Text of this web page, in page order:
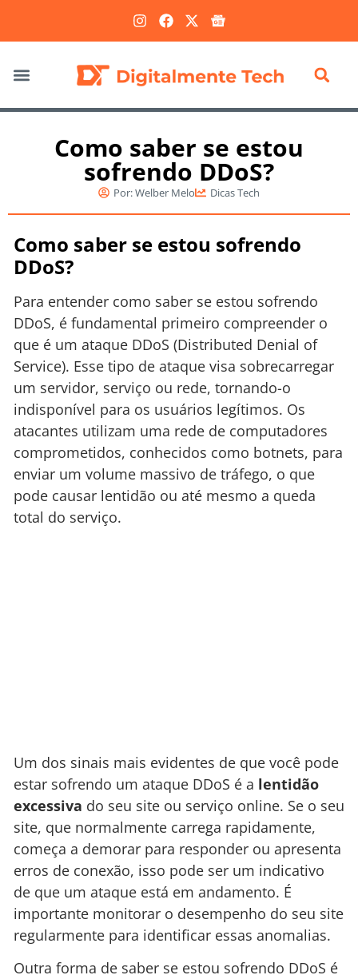
Como saber se estou
sofrendo DDoS?
Por:Welber Melo Dicas Tech
Como saber se estou sofrendo
DDoS?
Para entender como saber se estou sofrendo
DDoS, é fundamental primeiro compreender o
que é um ataque DDoS (Distributed Denial of
Service). Esse tipo de ataque visa sobrecarregar
um servidor, serviço ou rede, tornando-o
indisponível para os usuários legítimos. Os
atacantes utilizam uma rede de computadores
comprometidos, conhecidos como botnets, para
enviar um volume massivo de tráfego, o que
pode causar lentidão ou até mesmo a queda
total do serviço.
Um dos sinais mais evidentes de que você pode
estar sofrendo um ataque DDoS é a lentidão
excessiva do seu site ou serviço online. Se o seu
site, que normalmente carrega rapidamente,
começa a demorar para responder ou apresenta
erros de conexão, isso pode ser um indicativo
de que um ataque está em andamento. É
importante monitorar o desempenho do seu site
regularmente para identificar essas anomalias.
Outra forma de saber se estou sofrendo DDoS é